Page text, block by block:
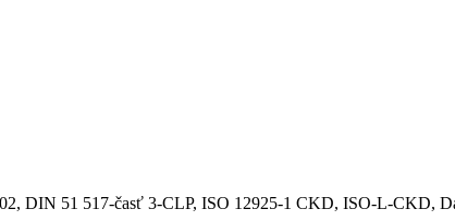
DIN 51 517-časť 3-CLP, ISO 12925-1 CKD, ISO-L-CKD,